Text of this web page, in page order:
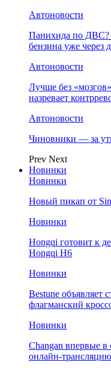
Автоновости
Панихида по ДВС?
бензина уже через
Автоновости
Лучше без
назревает
Автоновости
Чиновники — за
Prev Next
Новинки
Новинки
Новый пикап от
Новинки
Hongqi готовит к
Hongqi H6
Новинки
Bestune объявляет
флагманский
Новинки
Changan впервые в
онлайн-трансляцию